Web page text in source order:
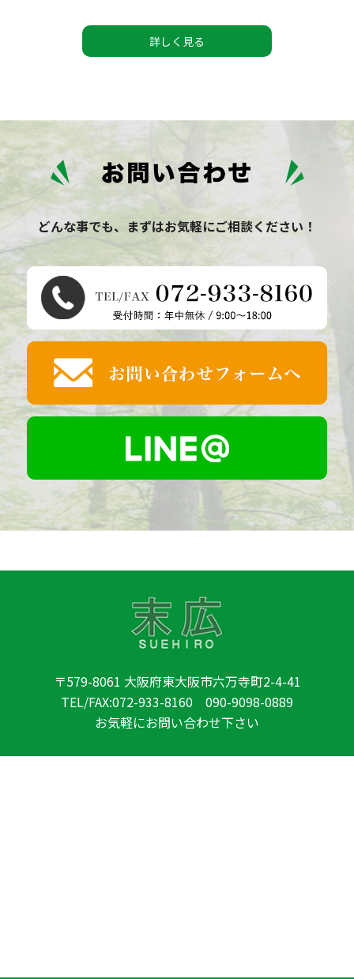
詳しく見る
どんな事でも、まずはお気軽にご相談ください！
〒579-8061 大阪府東大阪市六万寺町2-4-41
TEL/FAX:072-933-8160 090-9098-0889
お気軽にお問い合わせ下さい